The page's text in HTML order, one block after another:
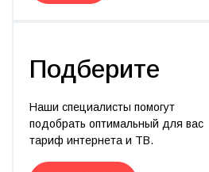
Подберите
Наши специалисты помогут
подобрать оптимальный для вас
тариф интернета и ТВ.